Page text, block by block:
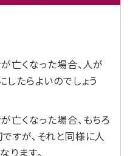
亡くなった場合、人が
たらよいのでしょう
亡くなった場合、もちろ
すが、それと同様に人
ります。